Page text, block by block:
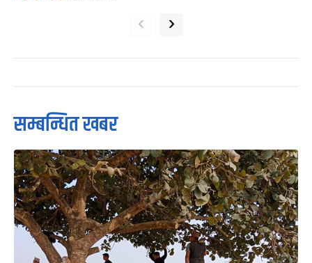
‹ ›
सम्बन्धित खबर